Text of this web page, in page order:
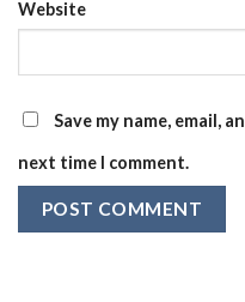
Website
Save my name, email,
next time I comment.